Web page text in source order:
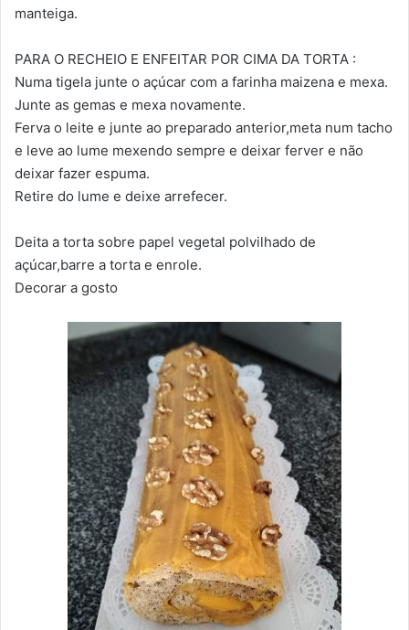
manteiga.
PARA O RECHEIO E ENFEITAR POR CIMA DA TORTA :
Numa tigela junte o açúcar com a farinha maizena e mexa.
Junte as gemas e mexa novamente.
Ferva o leite e junte ao preparado anterior,meta num tacho
e leve ao lume mexendo sempre e deixar ferver e não
deixar fazer espuma.
Retire do lume e deixe arrefecer.
Deita a torta sobre papel vegetal polvilhado de
açúcar,barre a torta e enrole.
Decorar a gosto